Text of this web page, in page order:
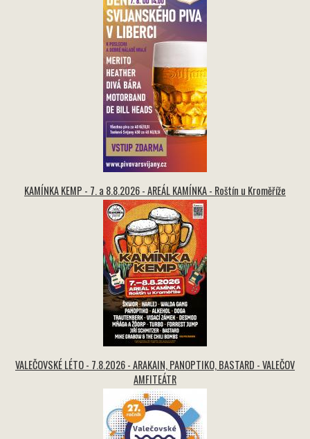
KAMÍNKA KEMP - 7. a 8.8.2026 - AREÁL KAMÍNKA - Roštín u Kroměříže
VALEČOVSKÉ LÉTO - 7.8.2026 - ARAKAIN, PANOPTIKO, BASTARD - VALEČOV
AMFITEÁTR